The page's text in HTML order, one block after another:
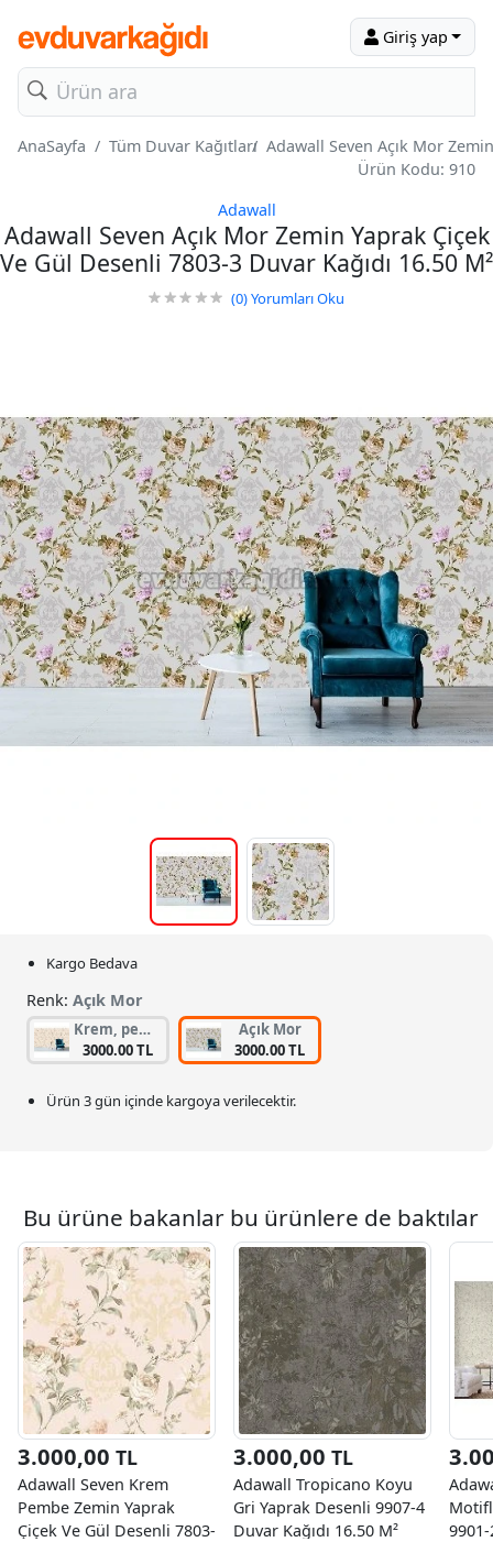
Giriş yap
AnaSayfa Tüm Duvar Kağıtları Adawall Seven Açık Mor
Ürün Kodu: 910
Adawall
Adawall Seven Açık Mor Zemin Yaprak Çiçek
Ve Gül Desenli 7803-3 Duvar Kağıdı 16.50 M²
(0)Yorumları Oku
Kargo Bedava
Renk: Açık Mor
Krem, pembe
3000.00 TL
Açık Mor
3000.00 TL
Ürün 3 gün içinde kargoya verilecektir.
Bu ürüne bakanlar bu ürünlere de baktılar
3.000,00 TL
Adawall Seven Krem
Pembe Zemin Yaprak
Çiçek Ve Gül Desenli 7803-
3.000,00 TL
Adawall Tropicano Koyu
Gri Yaprak Desenli 9907-4
Duvar Kağıdı 16.50 M²
9901-